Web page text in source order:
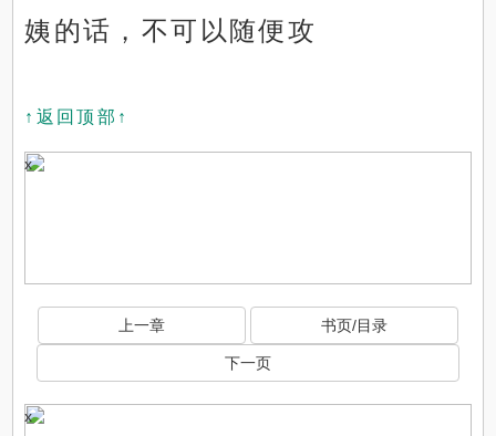
姨的话，不可以随便攻
↑返回顶部↑
x
上一章 书页/目录
下一页
x